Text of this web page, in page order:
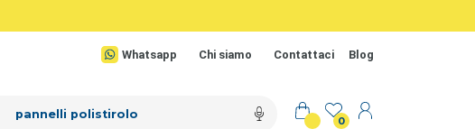
Whatsapp Chi siamo Contattaci Blog
0